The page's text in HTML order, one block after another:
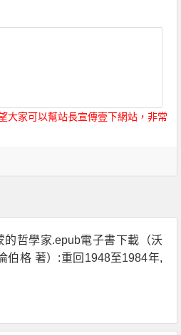
大家可以幫站長宣傳壹下網站，非常
的哲學家.epub電子書下載（沃
伯格 著）:重回1948至1984年,